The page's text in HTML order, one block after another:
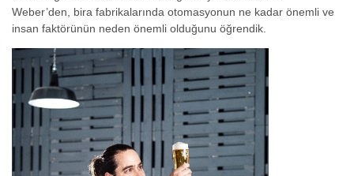
Weber’den, bira fabrikalarında otomasyonun ne kadar önemli ve
insan faktörünün neden önemli olduğunu öğrendik.